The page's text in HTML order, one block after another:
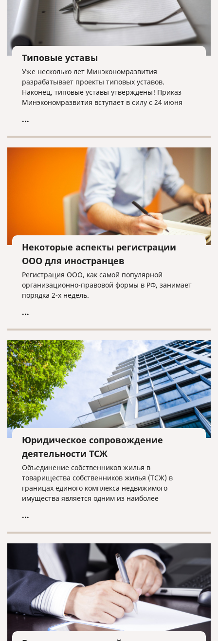
директоре.
Типовые уставы
Уже несколько лет Минэкономразвития
разрабатывает проекты типовых уставов.
Наконец, типовые уставы утверждены! Приказ
Минэкономразвития вступает в силу с 24 июня
созданные компании могут их использовать. Если
соответствующего заявления в налоговую
...
Некоторые аспекты регистрации
ООО для иностранцев
Регистрация ООО, как самой популярной
организационно-правовой формы в РФ, занимает
порядка 2-х недель.
...
Юридическое сопровождение
деятельности ТСЖ
Объединение собственников жилья в
товарищества собственников жилья (ТСЖ) в
границах единого комплекса недвижимого
имущества является одним из наиболее
на стоимость и качество предоставляемых услуг и
работ по обслуживанию и ремонту жилья.
...